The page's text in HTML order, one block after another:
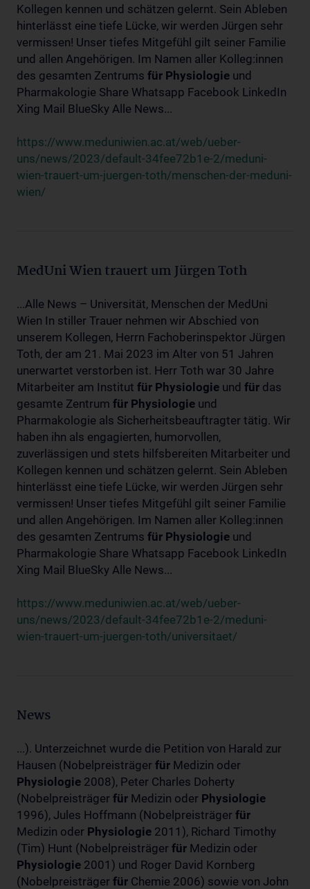
Kollegen kennen und schätzen gelernt. Sein Ableben
hinterlässt eine tiefe Lücke, wir werden Jürgen sehr
vermissen! Unser tiefes Mitgefühl gilt seiner Familie
und allen Angehörigen. Im Namen aller Kolleg:innen
des gesamten Zentrums für Physiologie und
Pharmakologie Share Whatsapp Facebook LinkedIn
Xing Mail BlueSky Alle News...
https://www.meduniwien.ac.at/web/ueber-
uns/news/2023/default-34fee72b1e-2/meduni-
wien-trauert-um-juergen-toth/menschen-der-meduni-
wien/
MedUni Wien trauert um Jürgen Toth
...Alle News – Universität, Menschen der MedUni
Wien In stiller Trauer nehmen wir Abschied von
unserem Kollegen, Herrn Fachoberinspektor Jürgen
Toth, der am 21. Mai 2023 im Alter von 51 Jahren
unerwartet verstorben ist. Herr Toth war 30 Jahre
Mitarbeiter am Institut für Physiologie und für das
gesamte Zentrum für Physiologie und
Pharmakologie als Sicherheitsbeauftragter tätig. Wir
haben ihn als engagierten, humorvollen,
zuverlässigen und stets hilfsbereiten Mitarbeiter und
Kollegen kennen und schätzen gelernt. Sein Ableben
hinterlässt eine tiefe Lücke, wir werden Jürgen sehr
vermissen! Unser tiefes Mitgefühl gilt seiner Familie
und allen Angehörigen. Im Namen aller Kolleg:innen
des gesamten Zentrums für Physiologie und
Pharmakologie Share Whatsapp Facebook LinkedIn
Xing Mail BlueSky Alle News...
https://www.meduniwien.ac.at/web/ueber-
uns/news/2023/default-34fee72b1e-2/meduni-
wien-trauert-um-juergen-toth/universitaet/
News
...). Unterzeichnet wurde die Petition von Harald zur
Hausen (Nobelpreisträger für Medizin oder
Physiologie 2008), Peter Charles Doherty
(Nobelpreisträger für Medizin oder Physiologie
1996), Jules Hoffmann (Nobelpreisträger für
Medizin oder Physiologie 2011), Richard Timothy
(Tim) Hunt (Nobelpreisträger für Medizin oder
Physiologie 2001) und Roger David Kornberg
(Nobelpreisträger für Chemie 2006) sowie von John